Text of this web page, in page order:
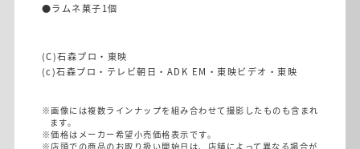
●ラムネ菓子1個
(C)石森プロ・東映
(c)石森プロ・テレビ朝日・ADK EM・東映ビデオ・東映
※画像には複数ラインナップを組み合わせて撮影したものも含まれ
ます。
※価格はメーカー希望小売価格表示です。
※店頭での商品のお取り扱い開始日は、店舗によって異なる場合が